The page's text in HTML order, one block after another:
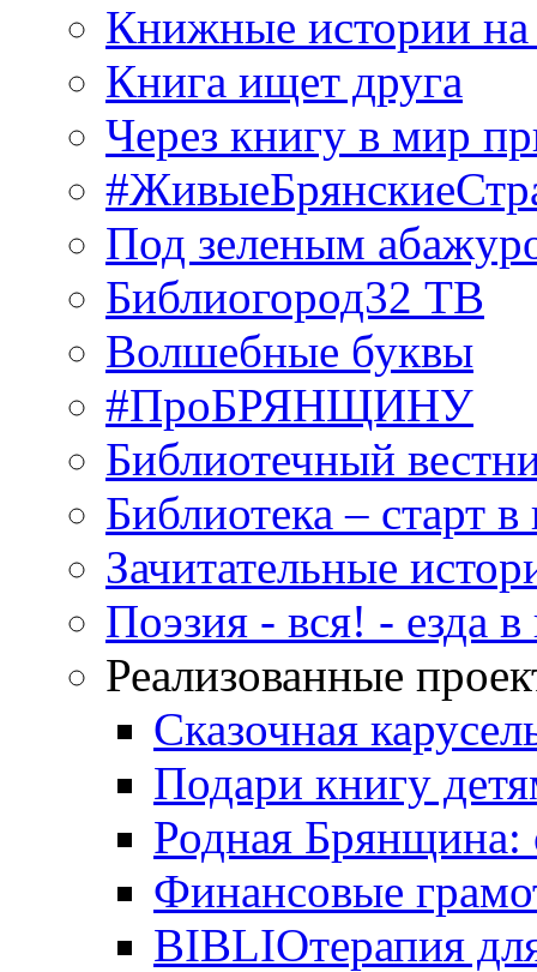
Книжные истории
Книга ищет друга
Через книгу в мир
Под зеленым
Библиогород32 ТВ
Волшебные буквы
#ПроБРЯНЩИНУ
Библиотечный
Библиотека – старт
Зачитательные
Поэзия - вся! - езда в
Реализованные
Сказочная
Подари книгу
Родная Брянщина:
Финансовые
BIBLIOтерапия